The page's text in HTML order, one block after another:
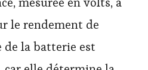
le rendement de
de la batterie est